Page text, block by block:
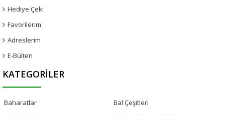
Hediye Çeki
Favorilerim
Adreslerim
E-Bülten
KATEGORILER
Baharatlar
Bal Çeşitleri